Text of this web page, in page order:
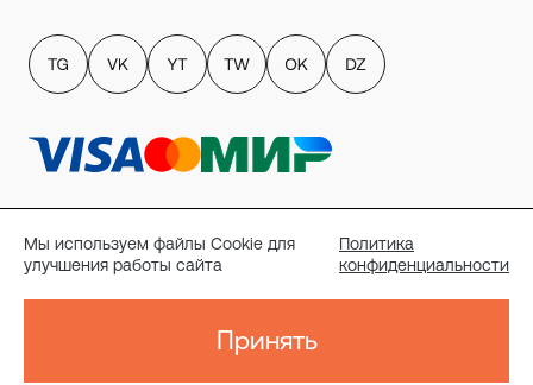
Мы используем файлы Cookie для
улучшения работы сайта
Политика
конфиденциальности
Принять
пользователей сайта
Публичный договор-оферта
Согласие на рассылку